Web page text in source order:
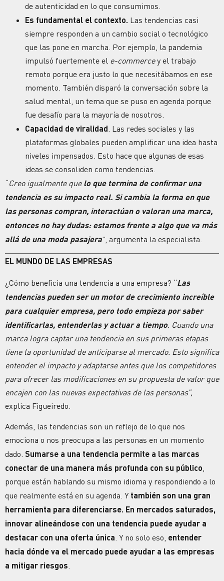
de autenticidad en lo que consumimos.
Es fundamental el contexto. Las tendencias casi
siempre responden a un cambio social o tecnológico
que las pone en marcha. Por ejemplo, la pandemia
impulsó fuertemente el e-commercey el trabajo
remoto porque era justo lo que necesitábamos en ese
momento. También disparó la conversación sobre la
salud mental, un tema que se puso en agenda porque
fue desafío para la mayoría de nosotros.
Capacidad de viralidad . Las redes sociales y las
plataformas globales pueden amplificar una idea hasta
niveles impensados. Esto hace que algunas de esas
ideas se consoliden como tendencias.
“Creo igualmente quelo que termina de confirmar una
tendencia es su impacto real. Si cambia la forma en que
las personas compran, interactúan o valoran una marca,
entonces no hay dudas: estamos frente a algo que va más
allá de una moda pasajera”, argumenta la especialista.
EL MUNDO DE LAS EMPRESAS
¿Cómo beneficia una tendencia a una empresa? “Las
tendencias pueden ser un motor de crecimiento increíble
para cualquier empresa, pero todo empieza por saber
identificarlas, entenderlas y actuar a tiempo. Cuando una
marca logra captar una tendencia en sus primeras etapas
tiene la oportunidad de anticiparse al mercado. Esto significa
entender el impacto y adaptarse antes que los competidores
para ofrecer las modificaciones en su propuesta de valor que
encajen con las nuevas expectativas de las personas”,
explica Figueiredo.
Además, las tendencias son un reflejo de lo que nos
emociona o nos preocupa a las personas en un momento
dado. Sumarse a una tendencia permite a las marcas
conectar de una manera más profunda con su público
porque están hablando su mismo idioma y respondiendo a lo
que realmente está en su agenda. Y también son una gran
herramienta para diferenciarse. En mercados saturados,
innovar alineándose con una tendencia puede ayudar a
destacar con una oferta única . Y no solo eso, entender
hacia dónde va el mercado puede ayudar a las empresas
a mitigar riesgos